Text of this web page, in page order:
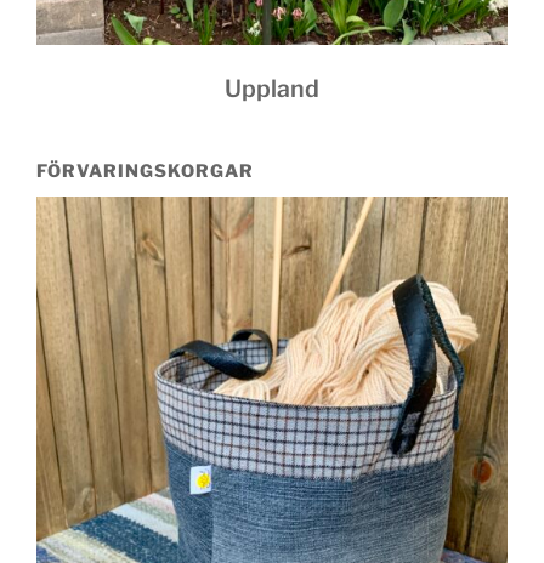
Uppland
FÖRVARINGSKORGAR